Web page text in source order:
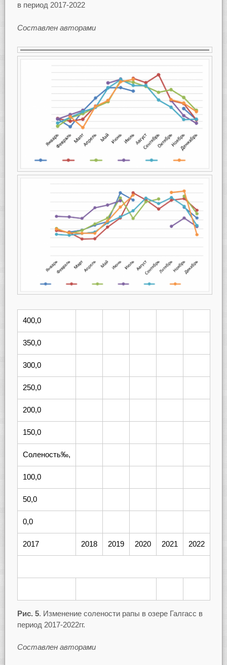
в период 2017-2022
Составлен авторами
400,0
350,0
300,0
250,0
200,0
150,0
Соленость‰,
100,0
50,0
0,0
2017 2018 2019 2020 2021 2022
Рис. 5. Изменение солености рапы в озере Галгасс в
период 2017-2022гг.
Составлен авторами